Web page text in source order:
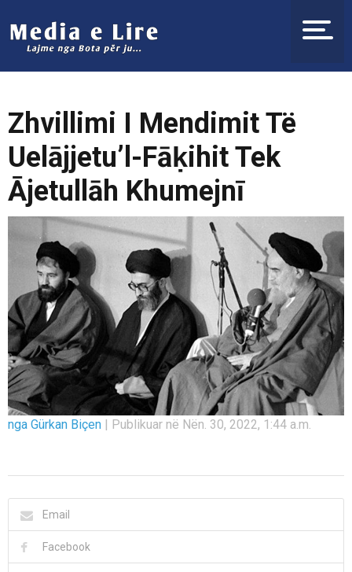
Zhvillimi I Mendimit Të
Uelājjetu’l-Fāḳihit Tek
Ājetullāh Khumejnī
nga Gürkan Biçen | Publikuar në Nën. 30, 2022, 1:44 a.m.
Email
Facebook